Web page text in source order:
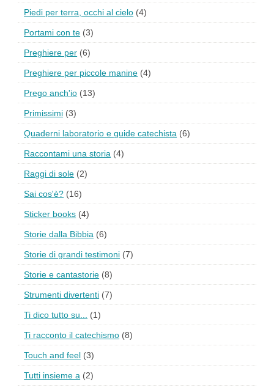
Piedi per terra, occhi al cielo (4)
Portami con te (3)
Preghiere per (6)
Preghiere per piccole manine (4)
Prego anch'io (13)
Primissimi (3)
Quaderni laboratorio e guide catechista (6)
Raccontami una storia (4)
Raggi di sole (2)
Sai cos'è? (16)
Sticker books (4)
Storie dalla Bibbia (6)
Storie di grandi testimoni (7)
Storie e cantastorie (8)
Strumenti divertenti (7)
Ti dico tutto su... (1)
Ti racconto il catechismo (8)
Touch and feel (3)
Tutti insieme a (2)